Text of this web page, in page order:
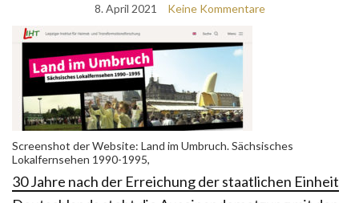
8. April 2021 Keine Kommentare
Screenshot der Website: Land im Umbruch. Sächsisches
Lokalfernsehen 1990-1995,
30 Jahre nach der Erreichung der staatlichen Einheit